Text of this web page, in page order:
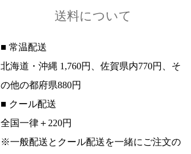
送料について
■ 常温配送
北海道・沖縄 1,760円、佐賀県内770円、そ
の他の都府県880円
■ クール配送
全国一律＋220円
※一般配送とクール配送を一緒にご注文の